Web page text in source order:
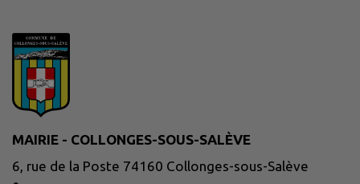
MAIRIE - COLLONGES-SOUS-SALÈVE
6, rue de la Poste 74160 Collonges-sous-Salève